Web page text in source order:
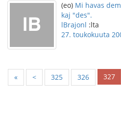
(eo) Mi havas
kaj "des".
lBrajonl :lta
27. toukokuuta
« < 325 326 327